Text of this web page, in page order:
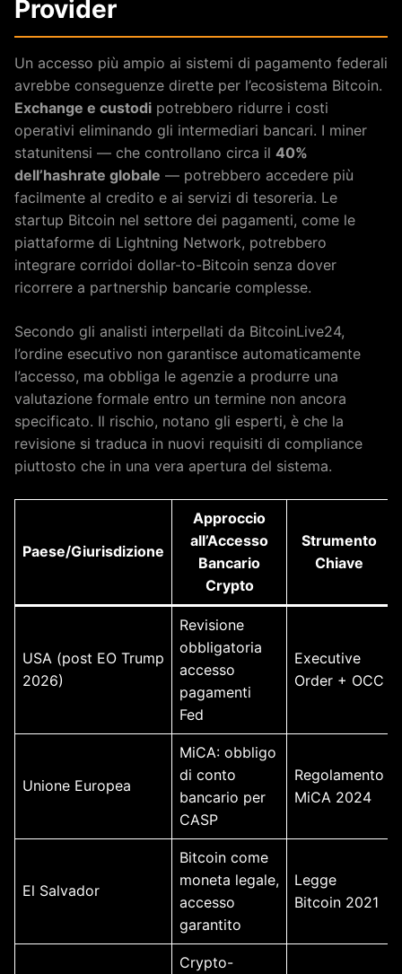
Provider
Un accesso più ampio ai sistemi di pagamento federali
avrebbe conseguenze dirette per l’ecosistema Bitcoin.
Exchange e custodi potrebbero ridurre i costi
operativi eliminando gli intermediari bancari. I miner
statunitensi — che controllano circa il 40%
dell’hashrate globale — potrebbero accedere più
facilmente al credito e ai servizi di tesoreria. Le
startup Bitcoin nel settore dei pagamenti, come le
piattaforme di Lightning Network, potrebbero
integrare corridoi dollar-to-Bitcoin senza dover
ricorrere a partnership bancarie complesse.
Secondo gli analisti interpellati da BitcoinLive24,
l’ordine esecutivo non garantisce automaticamente
l’accesso, ma obbliga le agenzie a produrre una
valutazione formale entro un termine non ancora
specificato. Il rischio, notano gli esperti, è che la
revisione si traduca in nuovi requisiti di compliance
piuttosto che in una vera apertura del sistema.
Paese/Giurisdizione
Approccio
all’Accesso
Bancario
Crypto
Strumento
Chiave
USA (post EO Trump
2026)
Revisione
obbligatoria
accesso
pagamenti
Fed
Executive
Order + OCC
Unione Europea
MiCA: obbligo
di conto
bancario per
CASP
Regolamento
MiCA 2024
El Salvador
Bitcoin come
moneta legale,
accesso
garantito
Legge
Bitcoin 2021
Crypto-